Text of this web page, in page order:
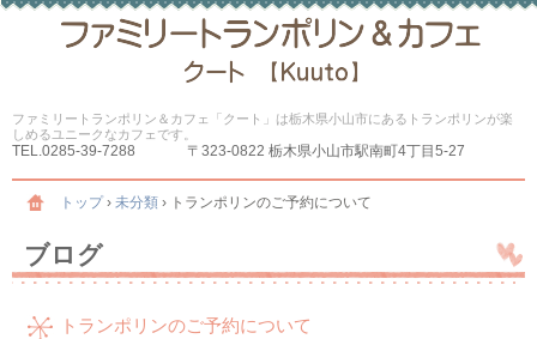
ファミリートランポリン＆カフェ「クート」は栃木県小山市にあるトランポリンが楽
しめるユニークなカフェです。
TEL.0285-39-7288 〒323-0822 栃木県小山市駅南町4丁目5-27
トップ› 未分類 › トランポリンのご予約について
ブログ
トランポリンのご予約について